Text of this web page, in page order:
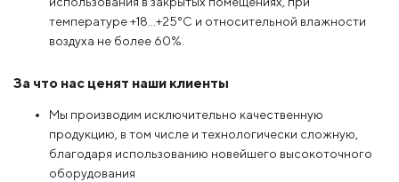
температуре +18...+25°C и относительной влажности
воздуха не более 60%.
За что нас ценят наши клиенты
Мы производим исключительно качественную
продукцию, в том числе и технологически сложную,
благодаря использованию новейшего высокоточного
оборудования